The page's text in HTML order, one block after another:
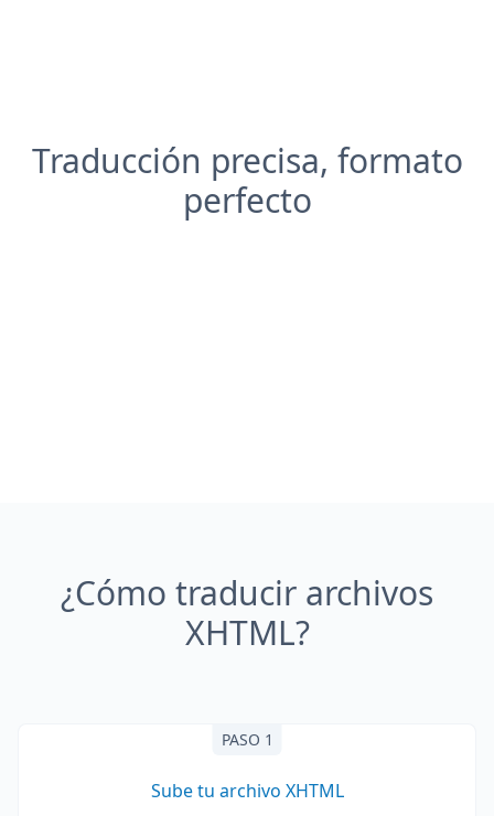
Traducción precisa, formato
perfecto
¿Cómo traducir archivos
XHTML?
PASO 1
Sube tu archivo XHTML